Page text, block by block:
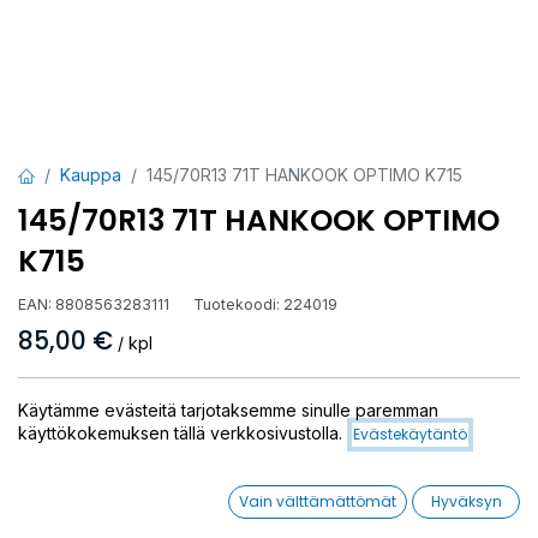
Kauppa 145/70R13 71T HANKOOK OPTIMO K715
145/70R13 71T HANKOOK OPTIMO
K715
EAN: 8808563283111 Tuotekoodi: 224019
85,00 € / kpl
Toimittajilla (kotimaa):Saatavilla
Toimitusaika:3 arkipäivää
Käytämme evästeitä tarjotaksemme sinulle paremman
käyttökokemuksen tällä verkkosivustolla. Evästekäytäntö
Vain välttämättömät Hyväksyn